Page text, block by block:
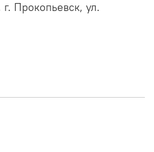
Прокопьевск, ул.